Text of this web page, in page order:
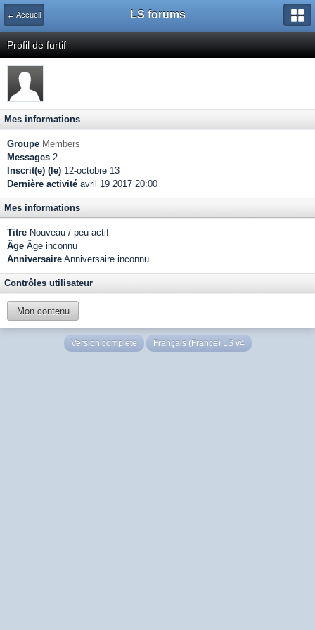
← Accueil LS forums
Profil de furtif
Mes informations
Groupe Members
Messages 2
Inscrit(e) (le) 12-octobre 13
Dernière activité avril 19 2017 20:00
Mes informations
Titre Nouveau / peu actif
Âge Âge inconnu
Anniversaire Anniversaire inconnu
Contrôles utilisateur
Mon contenu
Version complète Français (France) LS v4